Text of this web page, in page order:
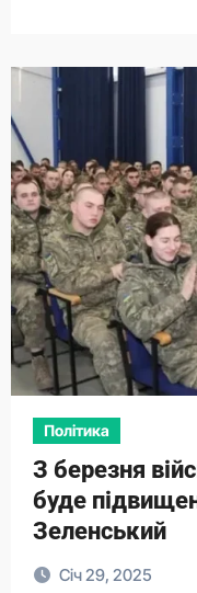
Політика
З березня
буде
Зеленський
Січ 29, 2025